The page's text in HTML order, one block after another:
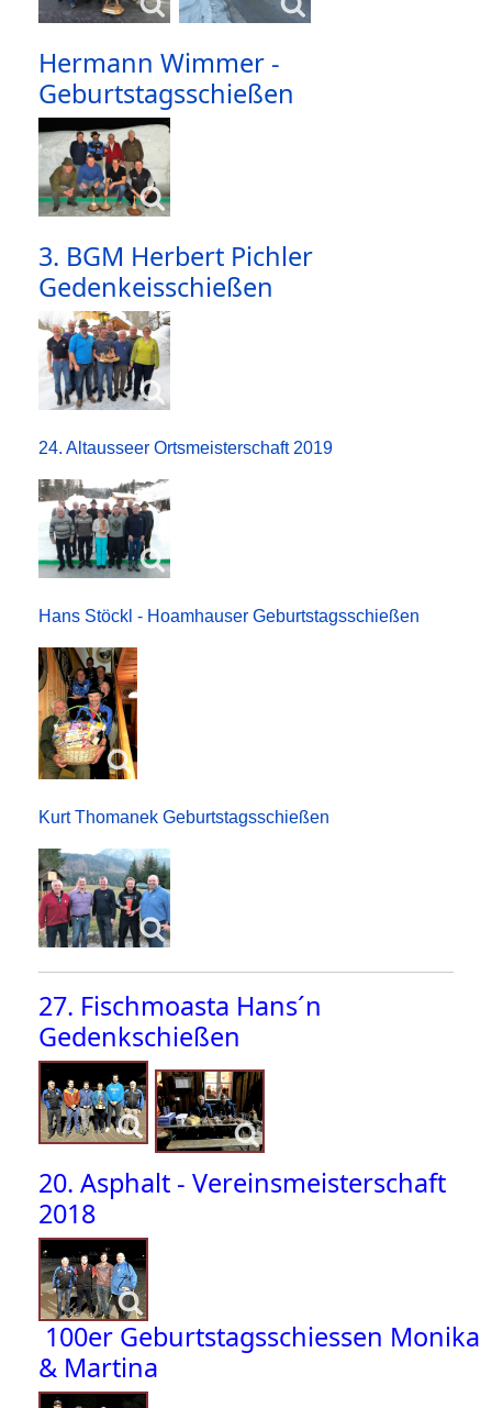
Hermann Wimmer -
Geburtstagsschießen
3. BGM Herbert Pichler
Gedenkeisschießen
24. Altausseer Ortsmeisterschaft 2019
Hans Stöckl - Hoamhauser Geburtstagsschießen
Kurt Thomanek Geburtstagsschießen
27. Fischmoasta Hans´n
Gedenkschießen
20. Asphalt - Vereinsmeisterschaft
2018
100er Geburtstagsschiessen Monika
& Martina